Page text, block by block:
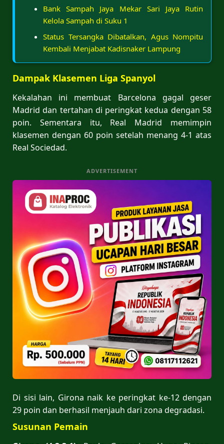
Bank Sampah Jaya Mekar Sari Jaya Rutin
Kelola Sampah di Suku 1
Status Tersangka Dibatalkan, Agus Nompitu
Kembali Menjabat Kadisnaker Lampung
Dampak Klasemen Liga Spanyol
Kekalahan ini membuat Barcelona gagal geser
Madrid dan tertahan di peringkat kedua dengan 58
poin. Sementara itu, Real Madrid memimpin
klasemen dengan 60 poin setelah menang 4-1 atas
Real Sociedad.
ADVERTISEMENT
Di sisi lain, Girona naik ke peringkat ke-12 dengan
29 poin dan berhasil menjauh dari zona degradasi.
Susunan Pemain